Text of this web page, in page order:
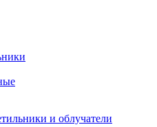
и облучатели